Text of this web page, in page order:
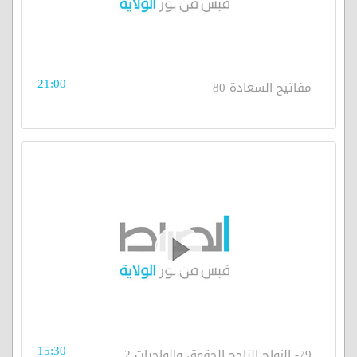
مفاتيح السعادة 80 21:00
15:30